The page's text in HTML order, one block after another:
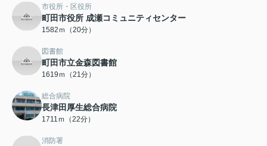
市役所・区役所
町田市役所 成瀬コミュニティセンター
1582ｍ（20分）
図書館
町田市立金森図書館
1619ｍ（21分）
総合病院
長津田厚生総合病院
1711ｍ（22分）
消防署